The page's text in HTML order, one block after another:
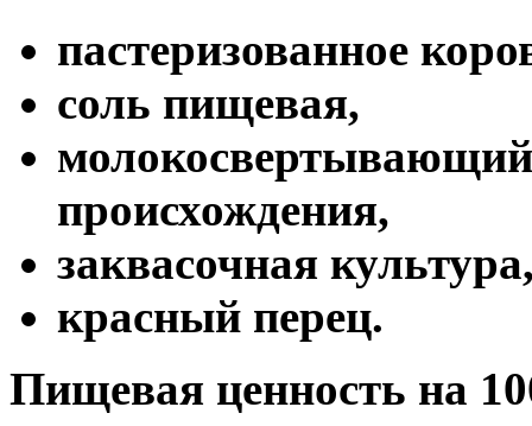
пастеризованное
соль пищевая,
происхождения,
заквасочная
красный перец.
Пищевая ценность на